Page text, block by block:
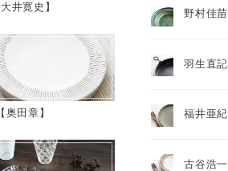
大井寛史
奥田章
野村佳苗
羽生直記
福井亜紀
古谷浩一